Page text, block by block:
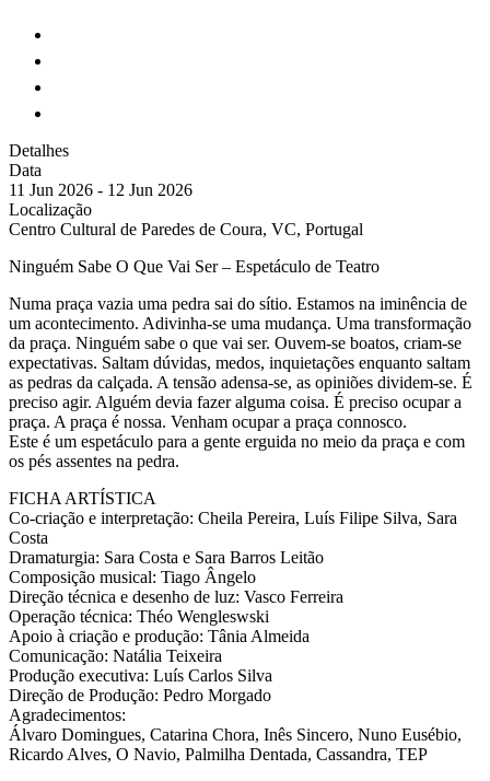
Detalhes
Data
11 Jun 2026 - 12 Jun 2026
Localização
Centro Cultural de Paredes de Coura, VC, Portugal
Ninguém Sabe O Que Vai Ser – Espetáculo de Teatro
Numa praça vazia uma pedra sai do sítio. Estamos na iminência de
um acontecimento. Adivinha-se uma mudança. Uma transformação
da praça. Ninguém sabe o que vai ser. Ouvem-se boatos, criam-se
expectativas. Saltam dúvidas, medos, inquietações enquanto saltam
as pedras da calçada. A tensão adensa-se, as opiniões dividem-se. É
preciso agir. Alguém devia fazer alguma coisa. É preciso ocupar a
praça. A praça é nossa. Venham ocupar a praça connosco.
Este é um espetáculo para a gente erguida no meio da praça e com
os pés assentes na pedra.
FICHA ARTÍSTICA
Co-criação e interpretação: Cheila Pereira, Luís Filipe Silva, Sara
Costa
Dramaturgia: Sara Costa e Sara Barros Leitão
Composição musical: Tiago Ângelo
Direção técnica e desenho de luz: Vasco Ferreira
Operação técnica: Théo Wengleswski
Apoio à criação e produção: Tânia Almeida
Comunicação: Natália Teixeira
Produção executiva: Luís Carlos Silva
Direção de Produção: Pedro Morgado
Agradecimentos:
Álvaro Domingues, Catarina Chora, Inês Sincero, Nuno Eusébio,
Ricardo Alves, O Navio, Palmilha Dentada, Cassandra, TEP